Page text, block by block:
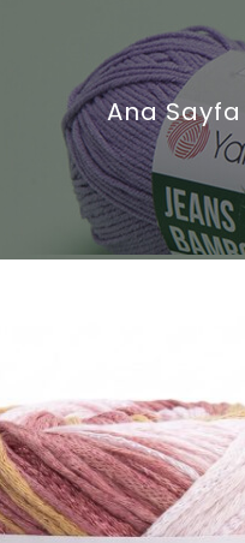
Ana Sayfa